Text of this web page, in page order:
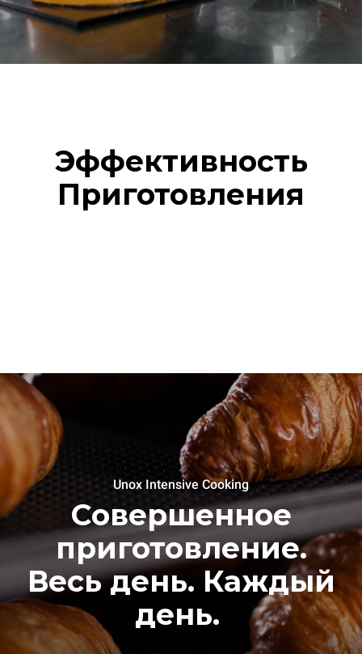
Эффективность
Приготовления
Unox Intensive Cooking
Совершенное
приготовление.
Весь день. Каждый
день.